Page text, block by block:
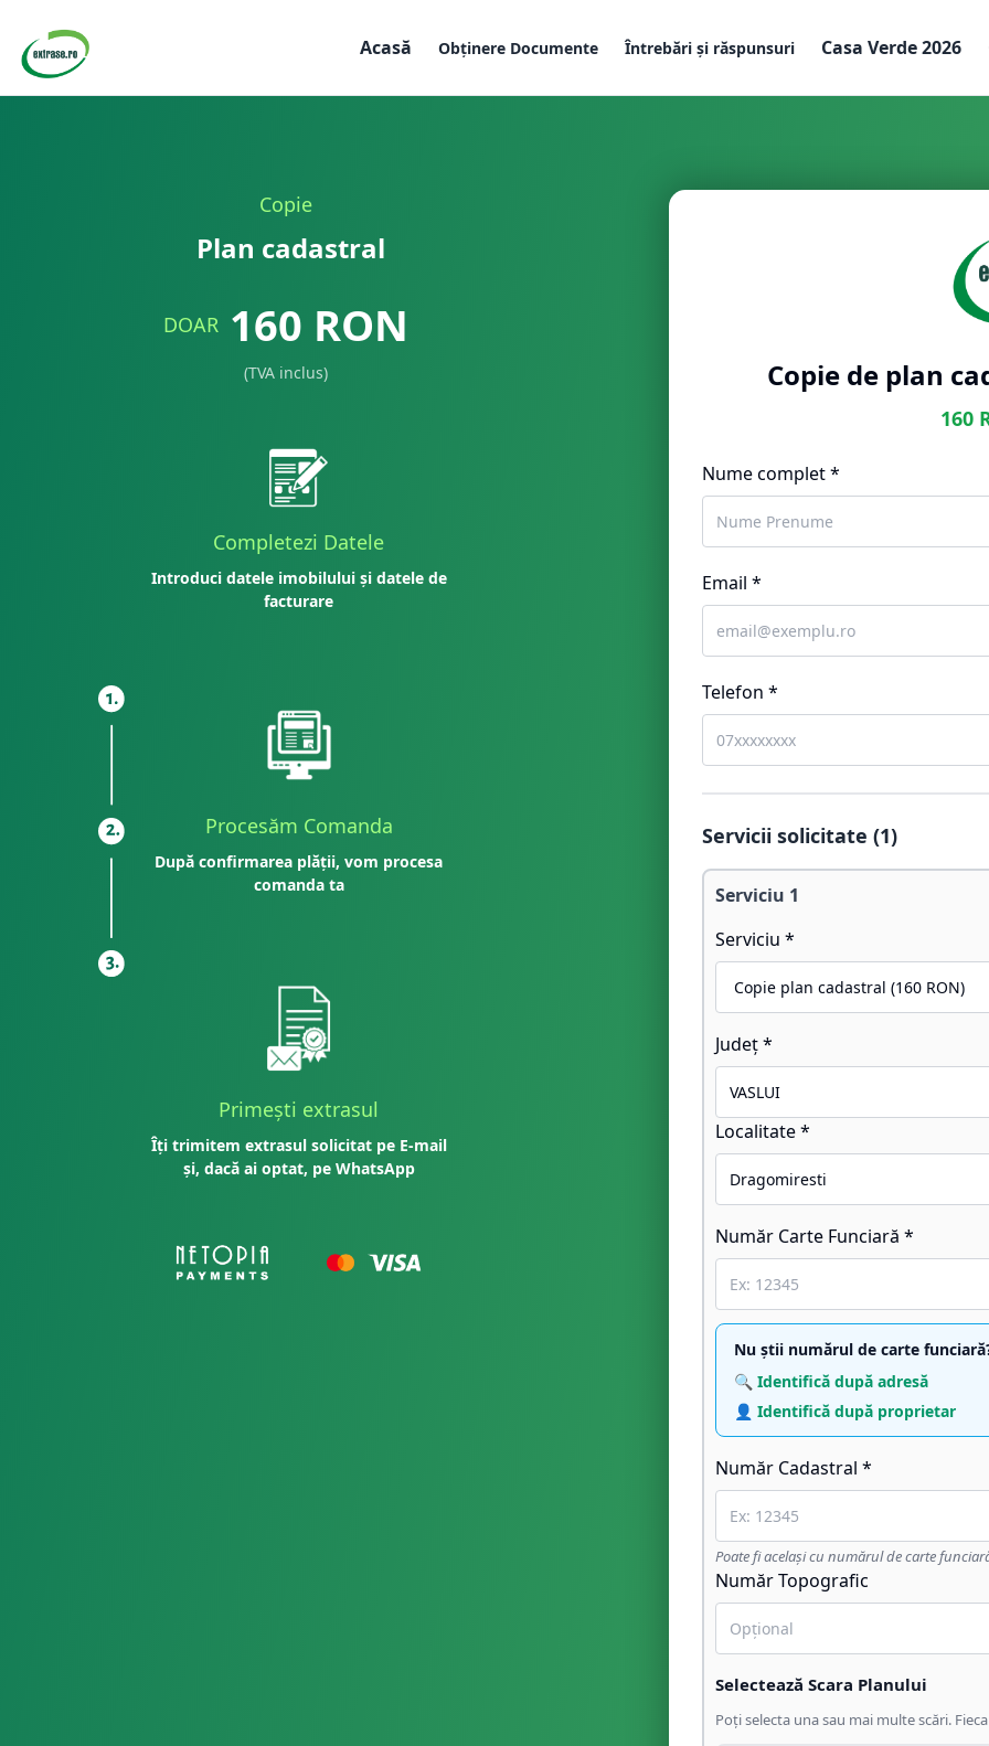
Acasă Obținere Documente Întrebări și răspunsuri Casa Verde 2026
Copie
Plan cadastral
DOAR 160 RON
(TVA inclus)
Completezi Datele
Introduci datele imobilului și datele de
facturare
Procesăm Comanda
După confirmarea plății, vom procesa
comanda ta
Primești extrasul
Îți trimitem extrasul solicitat pe E-mail
și, dacă ai optat, pe WhatsApp
Copie de plan
160
Nume complet *
Email *
Telefon *
Servicii solicitate (1)
Serviciu 1
Serviciu *
Județ *
Localitate *
Număr Carte Funciară *
Nu știi numărul de carte
🔍 Identifică după adresă
👤 Identifică după proprietar
Număr Cadastral *
Poate fi același cu numărul de carte
Număr Topografic
Selectează Scara Planului
Poți selecta una sau mai multe scări.